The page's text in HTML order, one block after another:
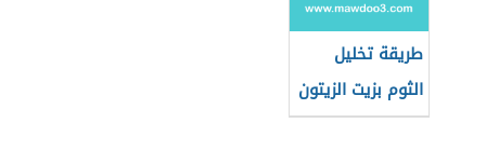
طريقة تخليل
الثوم بزيت الزيتون